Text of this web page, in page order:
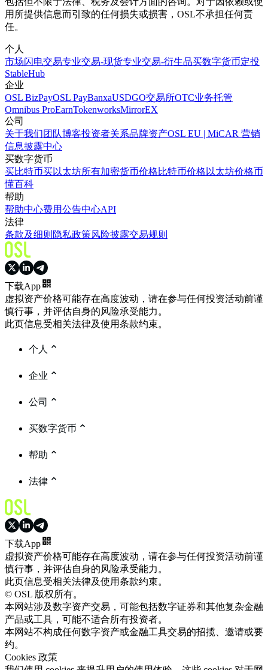
用所提供信息而引致的任何损失或损害，OSL不承担任何责
任。
个人
市场闪电交易专业交易-现货专业交易-衍生品买数字货币定投
StableHub
企业
OSL BizPayOSL PayBanxaUSDGO交易所OTC业务托管
Omnibus ProEarnTokenworksMirrorEX
公司
关于我们团队博客投资者关系品牌资产OSL EU | MiCAR 营销
信息披露中心
买数字货币
买比特币买以太坊所有加密货币价格比特币价格 以太坊价格币
懂百科
帮助
帮助中心费用公告中心API
法律
条款及细则 隐私政策风险披露交易规则
下载App
虚拟资产价格可能存在高度波动，请在参与任何投资活动前谨
慎行事，并评估自身的风险承受能力。
此页信息受相关法律及使用条款约束。
个人
企业
公司
买数字货币
帮助
法律
下载App
虚拟资产价格可能存在高度波动，请在参与任何投资活动前谨
慎行事，并评估自身的风险承受能力。
此页信息受相关法律及使用条款约束。
© OSL 版权所有。
本网站涉及数字资产交易，可能包括数字证券和其他复杂金融
产品或工具，可能不适合所有投资者。
本网站不构成任何数字资产或金融工具交易的招揽、邀请或要
约。
Cookies 政策